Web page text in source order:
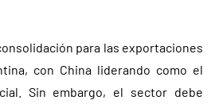
para las exportaciones
con China liderando como el
Sin embargo, el sector debe